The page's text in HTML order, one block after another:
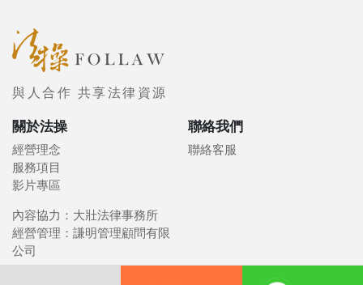
與人合作 共享法律資源
關於法操
經營理念
服務項目
影片專區
聯絡我們
聯絡客服
內容協力：大壯法律事務所
經營管理：謙明管理顧問有限
公司